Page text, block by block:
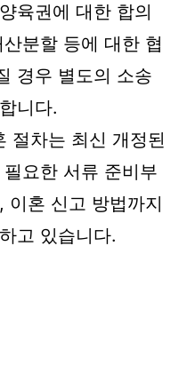
육권에 대한 합의
분할 등에 대한 협
경우 별도의 소송
니다.
절차는 최신 개정된
요한 서류 준비부
이혼 신고 방법까지
고 있습니다.